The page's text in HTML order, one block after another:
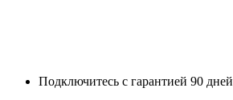
Подключитесь с гарантией 90 дней